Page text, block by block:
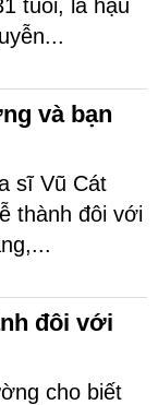
tuổi, là hậu
và bạn
sĩ Vũ Cát
thành đôi với
đôi với
cho biết